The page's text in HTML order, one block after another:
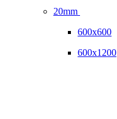
20mm
600x600
600x1200